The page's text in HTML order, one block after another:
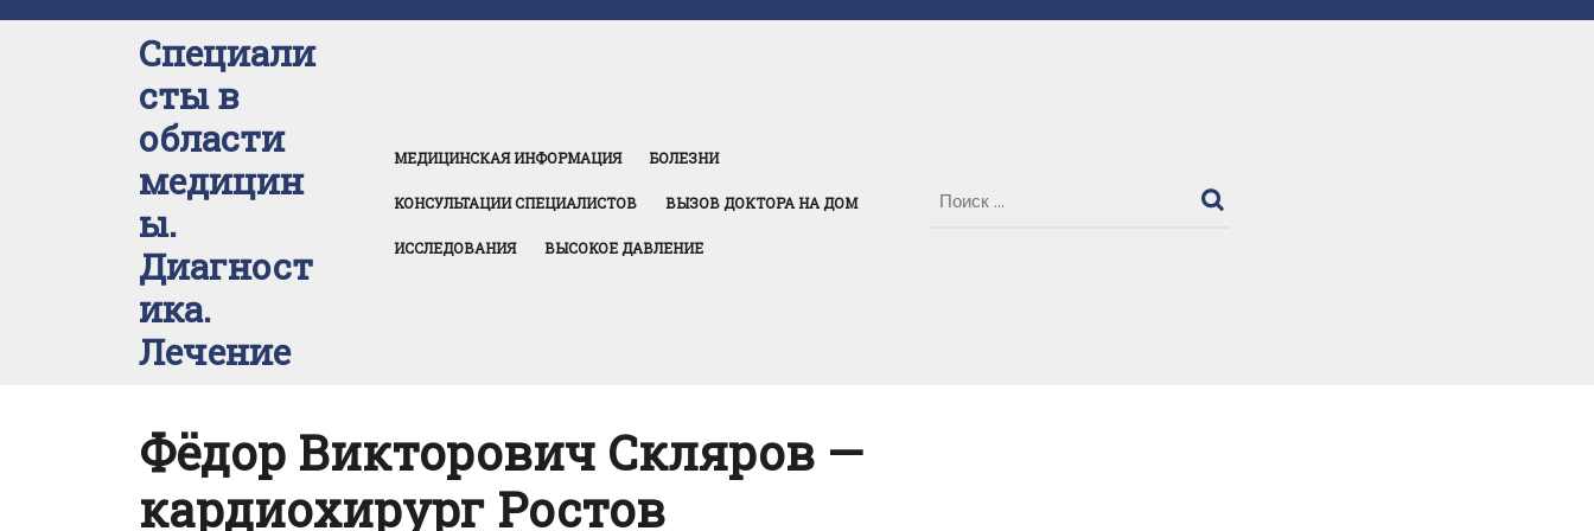
Специали
сты в
области
медицин
ы.
Диагност
ика.
Лечение
МЕДИЦИНСКАЯ ИНФОРМАЦИЯ БОЛЕЗНИ
КОНСУЛЬТАЦИИ СПЕЦИАЛИСТОВ ВЫЗОВ ДОКТОРА НА ДОМ
ИССЛЕДОВАНИЯ ВЫСОКОЕ ДАВЛЕНИЕ
Фёдор Викторович Скляров —
кардиохирург Ростов